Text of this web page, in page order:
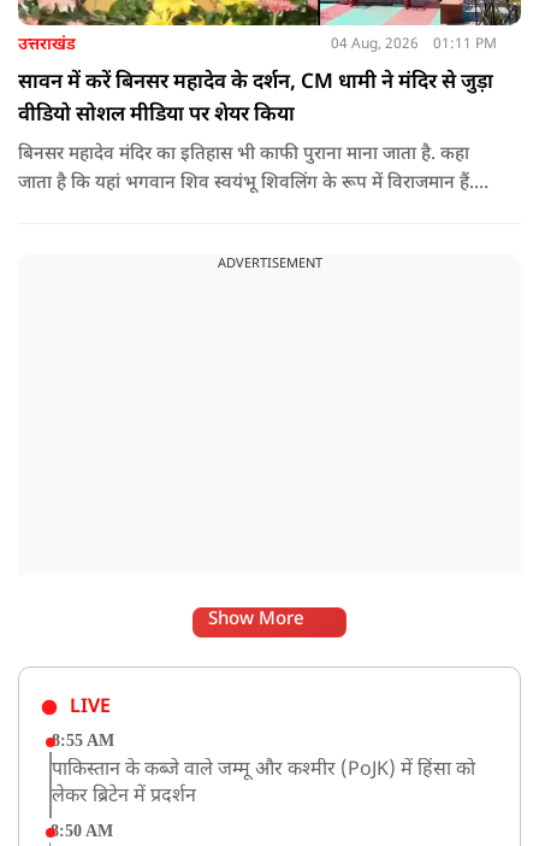
उत्तराखंड 04 Aug, 2026 01:11 PM
सावन में करें बिनसर महादेव के दर्शन, CM धामी ने मंदिर से जुड़ा
वीडियो सोशल मीडिया पर शेयर किया
बिनसर महादेव मंदिर का इतिहास भी काफी पुराना माना जाता है. कहा
जाता है कि यहां भगवान शिव स्वयंभू शिवलिंग के रूप में विराजमान हैं.
का बुलावा होता है, वही यहां तक पहुंच पाता है.
ADVERTISEMENT
Show More
LIVE
8:55 AM
पाकिस्तान के कब्जे वाले जम्मू और कश्मीर (PoJK) में हिंसा को
लेकर ब्रिटेन में प्रदर्शन
8:50 AM